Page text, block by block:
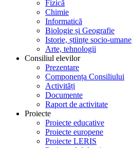
Fizică
Chimie
Informatică
Biologie și Geografie
Istorie, științe socio-umane
Arte, tehnologii
Consiliul elevilor
Prezentare
Componența Consiliului
Activități
Documente
Raport de activitate
Proiecte
Proiecte educative
Proiecte europene
Proiecte LERIS